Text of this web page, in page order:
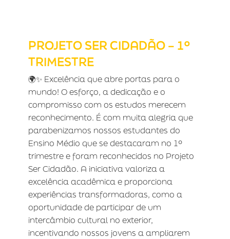
PROJETO SER CIDADÃO – 1º
TRIMESTRE
🌍✨ Excelência que abre portas para o
mundo! O esforço, a dedicação e o
compromisso com os estudos merecem
reconhecimento. É com muita alegria que
parabenizamos nossos estudantes do
Ensino Médio que se destacaram no 1º
trimestre e foram reconhecidos no Projeto
Ser Cidadão. A iniciativa valoriza a
excelência acadêmica e proporciona
experiências transformadoras, como a
oportunidade de participar de um
intercâmbio cultural no exterior,
incentivando nossos jovens a ampliarem